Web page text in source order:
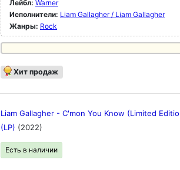
Лейбл: Warner
Исполнители: Liam Gallagher / Liam Gallagher
Жанры: Rock
Хит продаж
Liam Gallagher - C'mon You Know (Limited
(LP) (2022)
Есть в наличии